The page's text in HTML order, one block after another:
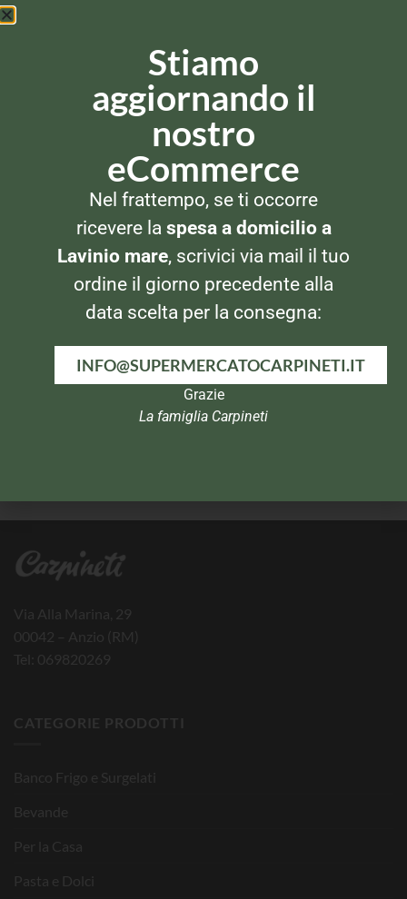
Whisky Old Griffin Whisky Talisker 70cl
Via Alla Marina, 29
00042 – Anzio (RM)
Tel: 069820269
CATEGORIE PRODOTTI
Banco Frigo e Surgelati
Bevande
Per la Casa
Pasta e Dolci
Stiamo
aggiornando il
nostro
eCommerce
Nel frattempo, se ti occorre
ricevere la spesa a domicilio a
Lavinio mare, scrivici via mail il tuo
ordine il giorno precedente alla
data scelta per la consegna:
INFO@SUPERMERCATOCARPINETI.IT
Grazie
La famiglia Carpineti